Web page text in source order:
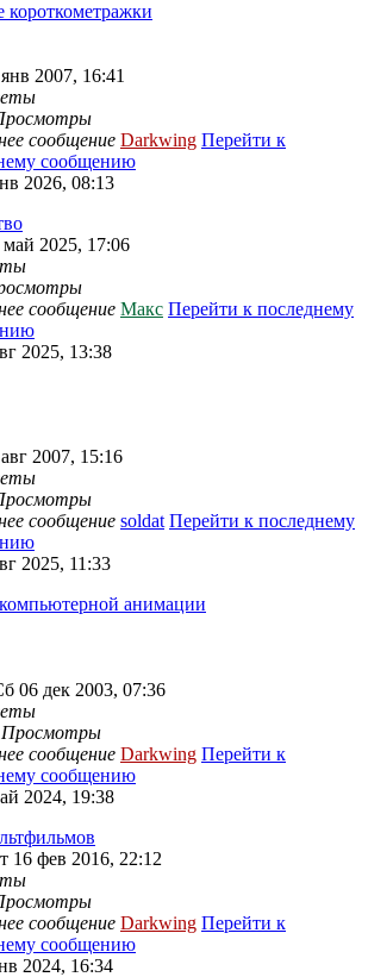
короткометражки
2007, 16:41
сообщение Darkwing Перейти к
сообщению
2026, 08:13
2025, 17:06
сообщение Макс Перейти к последнему
2025, 13:38
2007, 15:16
сообщение soldat Перейти к последнему
2025, 11:33
анимации
06 дек 2003, 07:36
Просмотры
сообщение Darkwing Перейти к
сообщению
2024, 19:38
16 фев 2016, 22:12
сообщение Darkwing Перейти к
сообщению
2024, 16:34